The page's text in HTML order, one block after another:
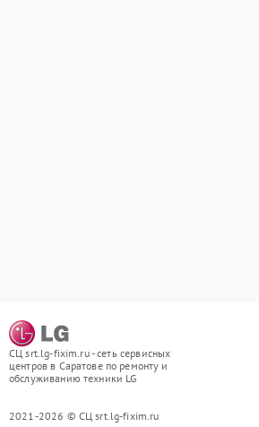
СЦ srt.lg-fixim.ru - сеть сервисных
центров в Саратове по ремонту и
обслуживанию техники LG
2021-2026 © СЦ srt.lg-fixim.ru